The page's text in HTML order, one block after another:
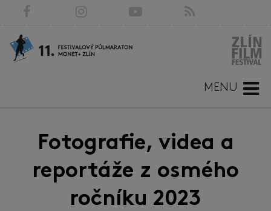
MENU
Fotografie, videa a
reportáže z osmého
ročníku 2023